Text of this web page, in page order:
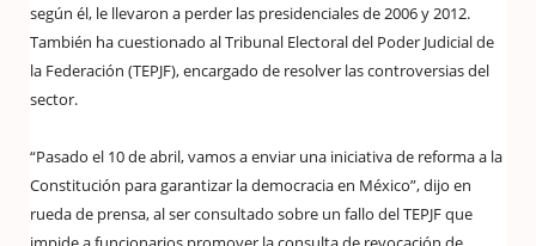
según él, le llevaron a perder las presidenciales de 2006 y 2012.
También ha cuestionado al Tribunal Electoral del Poder Judicial de
la Federación (TEPJF), encargado de resolver las controversias del
sector.
“Pasado el 10 de abril, vamos a enviar una iniciativa de reforma a la
Constitución para garantizar la democracia en México”, dijo en
rueda de prensa, al ser consultado sobre un fallo del TEPJF que